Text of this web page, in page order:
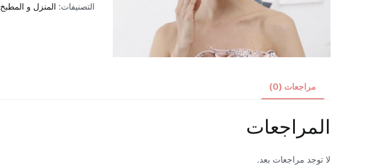
التصنيفات: المنزل و المطبخ
مراجعات (0)
المراجعات
لا توجد مراجعات بعد.